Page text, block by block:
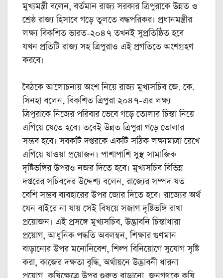
মুখ্যমন্ত্রী বলেন, বর্তমান রাজ্য সরকার ত্রিপুরাকে উন্নত ও
শ্রেষ্ঠ রাজ্য হিসাবে গড়ে তুলতে বদ্ধপরিকর। প্রধানমন্ত্রীর
লক্ষ্য বিকশিত ভারত-২০৪৭ তখনই সুপ্রতিষ্ঠিত হবে
যখন প্রতিটি রাজ্য সহ ত্রিপুরাও এই প্রগতিতে অংশগ্রহণ
করবে।
বৈঠকে আলোচনায় অংশ নিয়ে রাজ্য মুখ্যসচিব জে. কে.
সিনহা বলেন, বিকশিত ত্রিপুরা ২০৪৭-এর লক্ষ্য
ত্রিপুরাকে নিজের পরিবার ভেবে গড়ে তোলার চিন্তা নিয়ে
এগিয়ে যেতে হবে। তবেই উন্নত ত্রিপুরা গড়ে তোলার
সম্ভব হবে। সবকটি দপ্তরকে একটি সঠিক লক্ষ্যমাত্রা রেখে
এগিয়ে যাওয়া প্রয়োজন। পাশাপাশি সুস্থ সামাজিক
দৃষ্টিভঙ্গির উপরও নজর দিতে হবে। মুখ্যসচিব বিভিন্ন
দপ্তরের সচিবদের উদ্দেশ্য বলেন, রাজ্যের সম্পদ যত
বেশি সম্ভব ব্যবহারের উপর জোর দিতে হবে। রাজ্যের অর্থ
যেন বাইরে না যায় সেই বিষয়ে সজাগ দৃষ্টিভঙ্গি রাখা
প্রয়োজন। এই প্রসঙ্গে মুখ্যসচিব, উদ্ভাবনি চিন্তাধারা
প্রয়োগ, আধুনিক পদ্ধতি অবলম্বন, শিক্ষার গুণমান
বাড়ানোর উপর মনোনিবেশ, শিল্প বিনিয়োগে সুযোগ সৃষ্টি
করা, কাজের দক্ষতা বৃদ্ধি, অর্থায়নে উদ্ভাবনী ধারনা